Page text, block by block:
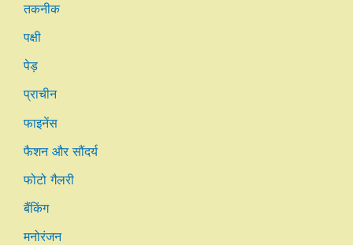
तकनीक
पक्षी
पेड़
प्राचीन
फाइनेंस
फैशन और सौंदर्य
फोटो गैलरी
बैंकिंग
मनोरंजन